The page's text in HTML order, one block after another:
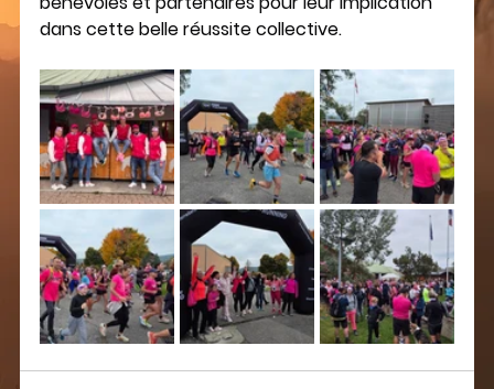
dans cette belle réussite collective.